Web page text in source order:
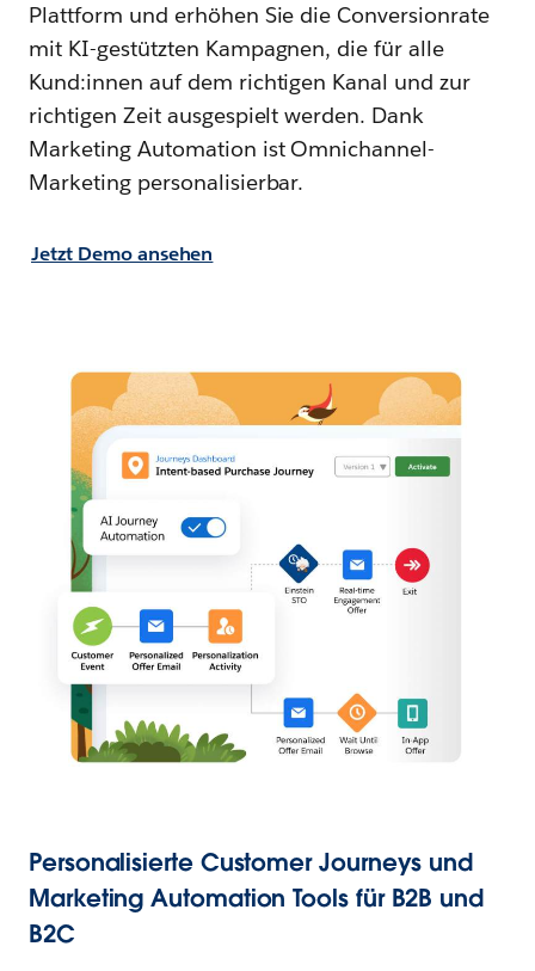
Plattform und erhöhen Sie die Conversionrate
mit KI-gestützten Kampagnen, die für alle
Kund:innen auf dem richtigen Kanal und zur
richtigen Zeit ausgespielt werden. Dank
Marketing Automation ist Omnichannel-
Marketing personalisierbar.
Jetzt Demo ansehen
Personalisierte Customer Journeys und
Marketing Automation Tools für B2B und
B2C